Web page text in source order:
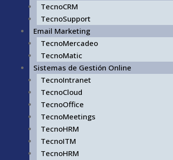
TecnoCRM
TecnoSupport
Email Marketing
TecnoMercadeo
TecnoMatic
Sistemas de Gestión Online
TecnoIntranet
TecnoCloud
TecnoOffice
TecnoMeetings
TecnoHRM
TecnoITM
TecnoHRM